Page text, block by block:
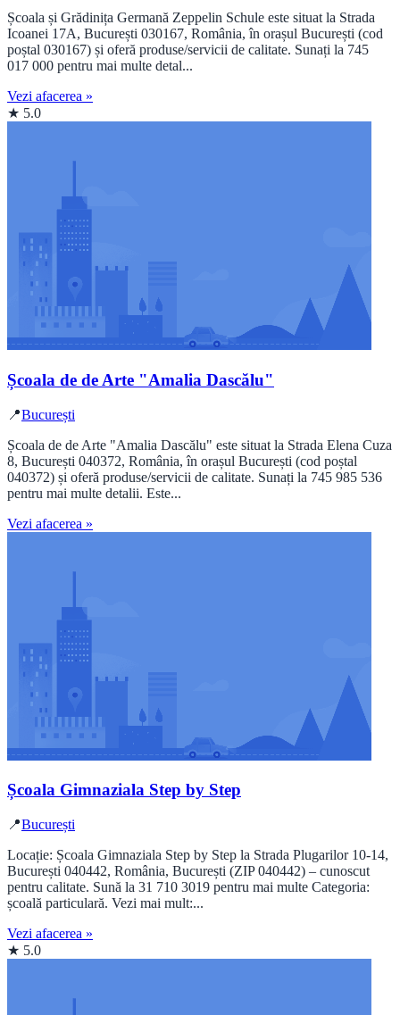
Școala și Grădinița Germană Zeppelin Schule este situat la Strada
Icoanei 17A, București 030167, România, în orașul București (cod
poștal 030167) și oferă produse/servicii de calitate. Sunați la 745
017 000 pentru mai multe detal...
Vezi afacerea »
★ 5.0
Școala de de Arte "Amalia Dascălu"
📍București
Școala de de Arte "Amalia Dascălu" este situat la Strada Elena Cuza
8, București 040372, România, în orașul București (cod poștal
040372) și oferă produse/servicii de calitate. Sunați la 745 985 536
pentru mai multe detalii. Este...
Vezi afacerea »
Școala Gimnaziala Step by Step
📍București
Locație: Școala Gimnaziala Step by Step la Strada Plugarilor 10-14,
București 040442, România, București (ZIP 040442) – cunoscut
pentru calitate. Sună la 31 710 3019 pentru mai multe Categoria:
școală particulară. Vezi mai mult:...
Vezi afacerea »
★ 5.0